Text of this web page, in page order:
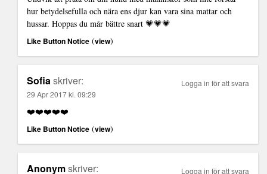
hur betydelsefulla och nära ens djur kan vara sina mattar och
hussar. Hoppas du mår bättre snart 💗💗💗
Like Button Notice (view)
Sofiaskriver:
29 Apr 2017 kl. 09:29
❤️❤️❤️❤️❤️
Like Button Notice (view)
Logga in för att svara
Anonymskriver: Logga in för att svara